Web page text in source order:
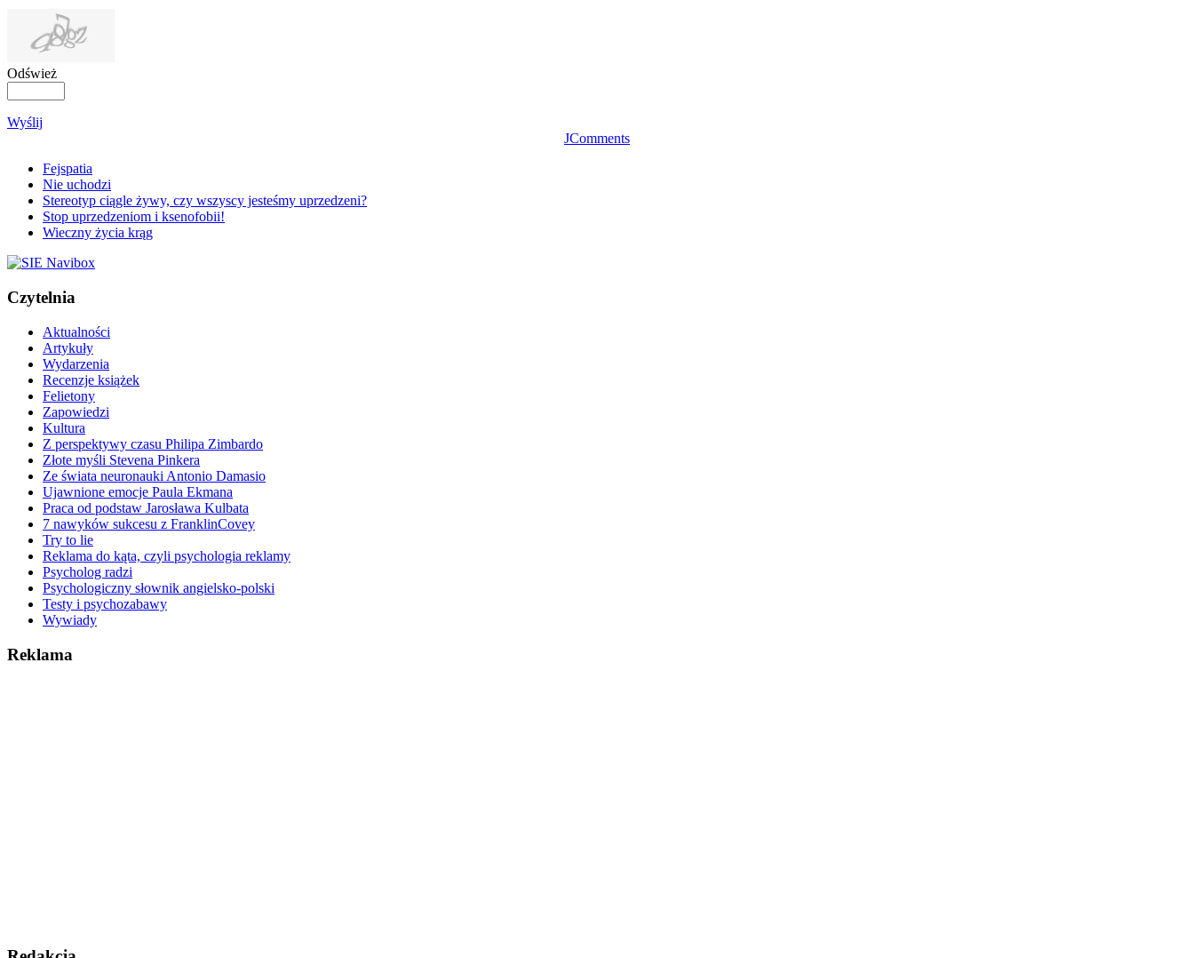
Odśwież
Wyślij
JComments
Fejspatia
Nie uchodzi
Stereotyp ciągle żywy, czy wszyscy jesteśmy uprzedzeni?
Stop uprzedzeniom i ksenofobii!
Wieczny życia krąg
Czytelnia
Aktualności
Artykuły
Wydarzenia
Recenzje książek
Felietony
Zapowiedzi
Kultura
Z perspektywy czasu Philipa Zimbardo
Złote myśli Stevena Pinkera
Ze świata neuronauki Antonio Damasio
Ujawnione emocje Paula Ekmana
Praca od podstaw Jarosława Kulbata
7 nawyków sukcesu z FranklinCovey
Try to lie
Reklama do kąta, czyli psychologia reklamy
Psycholog radzi
Psychologiczny słownik angielsko-polski
Testy i psychozabawy
Wywiady
Reklama